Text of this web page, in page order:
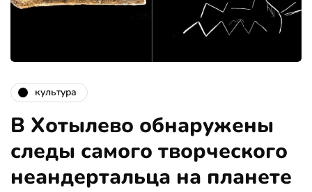
культура
В Хотылево обнаружены
следы самого творческого
неандертальца на планете